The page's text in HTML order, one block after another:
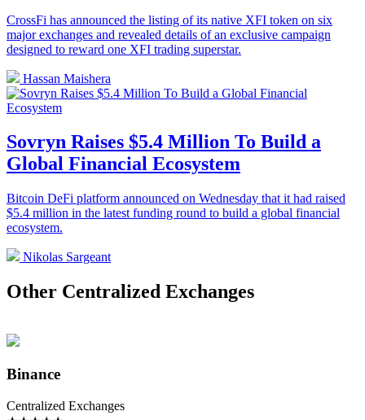
CrossFi has announced the listing of its native XFI token on six
major exchanges and revealed details of an exclusive campaign
designed to reward one XFI trading superstar.
Hassan Maishera
Sovryn Raises $5.4 Million To Build a
Global Financial Ecosystem
Bitcoin DeFi platform announced on Wednesday that it had raised
$5.4 million in the latest funding round to build a global financial
ecosystem.
Nikolas Sargeant
Other Centralized Exchanges
Binance
Centralized Exchanges